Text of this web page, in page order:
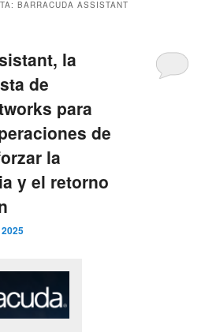
BARRACUDA ASSISTANT
la
de
para
de
la
y el retorno